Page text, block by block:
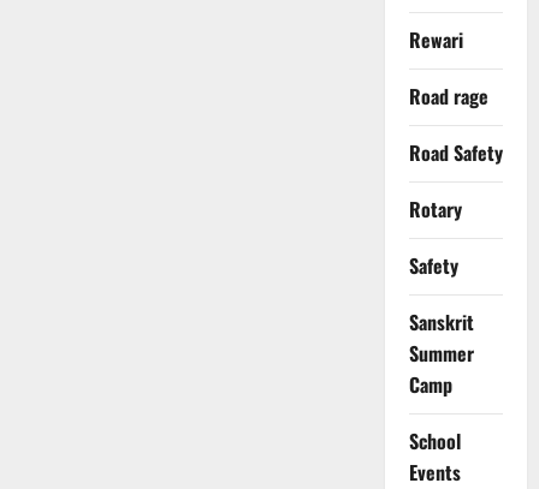
Rewari
Road rage
Road Safety
Rotary
Safety
Sanskrit
Summer
Camp
School
Events